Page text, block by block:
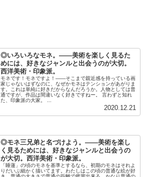
◎いろいろなモネ。――美術を楽しく見るた
めには、好きなジャンルと出会うのが大切。
西洋美術・印象派。
モネです！モネですよ！――そこまで親近感を持っている画
家じゃないはずなのに、なぜかモネはテンションがあがりま
す。これは単純に好きだからなんだろうか。人物としては普
通ですが、作品は間違いなく好きですねー。 言わずと知れ
た、印象派の大家。 ...
2020.12.21
◎モネ三兄弟と名づけよう。――美術を楽し
く見るためには、好きなジャンルと出会うの
が大切。西洋美術・印象派。
「睡蓮」の頃のモネを基準とするなら、初期のモネはそれよ
りだいぶ細かく描いてます。わたしはこの頃の普通な絵が好